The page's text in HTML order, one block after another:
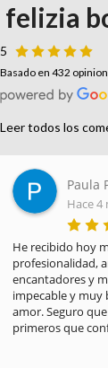
felizia
5
Basado en 432
Leer todos los
Paula
Hace 4
He recibido hoy
profesionalidad,
encantadores y
impecable y muy
amor. Seguro
primeros que